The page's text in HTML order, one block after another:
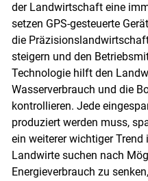
der Landwirtschaft eine
setzen GPS-gesteuerte
die
steigern und den
Technologie hilft den
Wasserverbrauch und die
kontrollieren. Jede
produziert werden muss,
ein weiterer wichtiger
Landwirte suchen nach
Energieverbrauch zu